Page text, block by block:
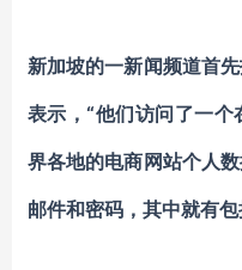
新加坡的一新闻频道首
表示，“他们访问了一
界各地的电商网站个人
邮件和密码，其中就有